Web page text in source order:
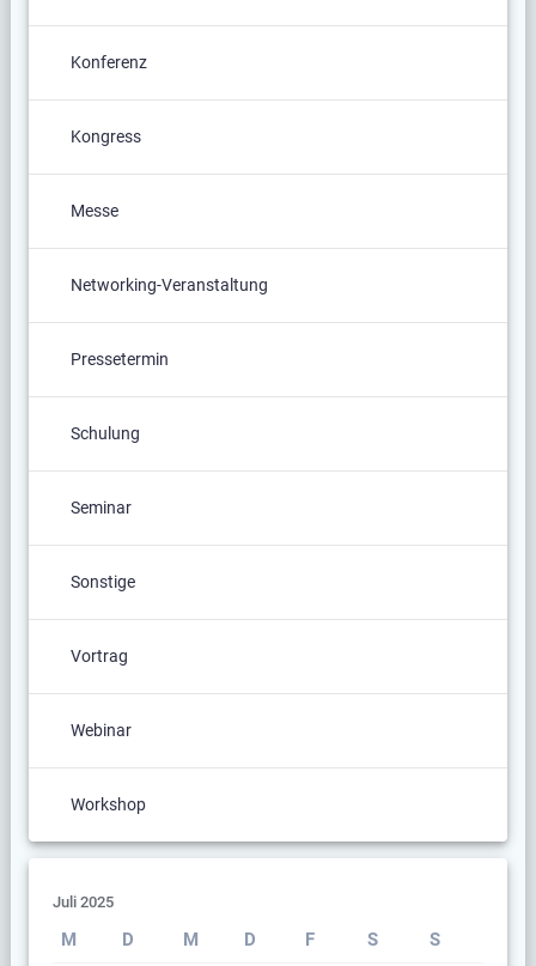
Konferenz
Kongress
Messe
Networking-Veranstaltung
Pressetermin
Schulung
Seminar
Sonstige
Vortrag
Webinar
Workshop
Juli 2025
M D M D F S S